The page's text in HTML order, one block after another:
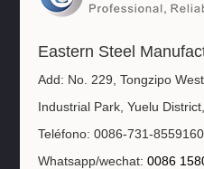
Eastern Steel
Add: No. 229, Tongzipo
Industrial Park, Yuelu
Teléfono: 0086-731-
Whatsapp/wechat:0086